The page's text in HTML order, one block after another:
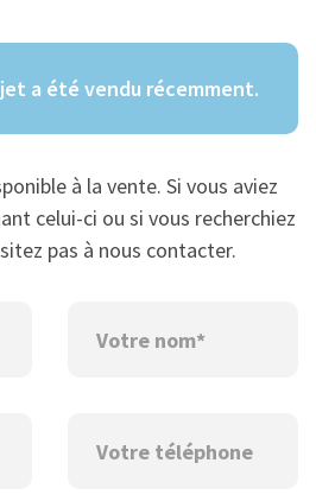
a été vendu récemment.
à la vente. Si vous aviez
celui-ci ou si vous recherchiez
pas à nous contacter.